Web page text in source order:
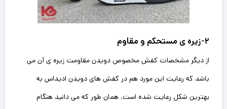
۲-زیره ی مستحکم و مقاوم
از دیگر مشخصات کفش مخصوص دویدن مقاومت زیره ی آن می
باشد که رعایت این مورد هم در کفش های دویدن ادیداس به
بهترین شکل رعایت شده است. همان طور که می دانید هنگام